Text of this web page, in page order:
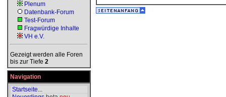
Plenum
Datenbank-Forum
Test-Forum
Fragwürdige Inhalte
VH e.V.
Gezeigt werden alle Foren
bis zur Tiefe 2
Navigation
Startseite...